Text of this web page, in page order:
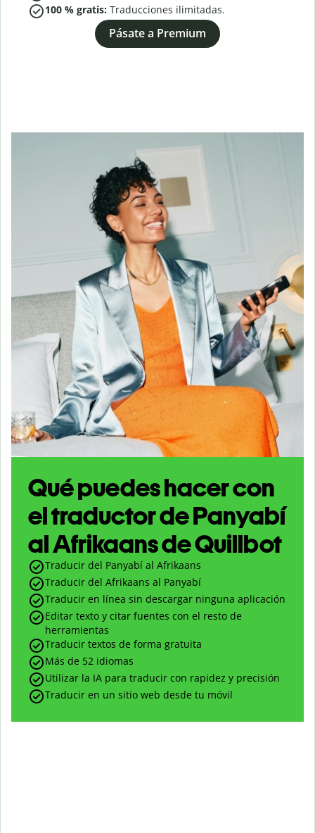
100 % gratis: Traducciones ilimitadas.
Pásate a Premium
Qué puedes hacer con
el traductor de Panyabí
al Afrikaans de Quillbot
Traducir del Panyabí al Afrikaans
Traducir del Afrikaans al Panyabí
Traducir en línea sin descargar ninguna aplicación
Editar texto y citar fuentes con el resto de
herramientas
Traducir textos de forma gratuita
Más de 52 idiomas
Utilizar la IA para traducir con rapidez y precisión
Traducir en un sitio web desde tu móvil